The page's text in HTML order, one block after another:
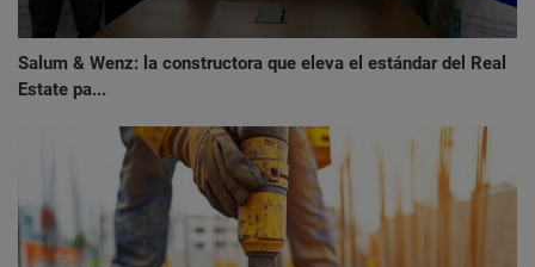
Salum & Wenz: la constructora que eleva el estándar del Real
Estate pa...